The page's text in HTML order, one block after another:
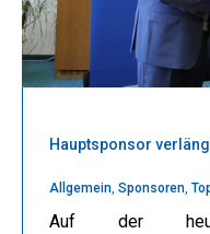
Hauptsponsor
Allgemein, Sponsoren,
Auf der